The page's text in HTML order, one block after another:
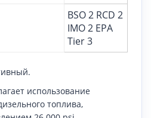
BSO 2 RCD 2
IMO 2 EPA
Tier 3
использование
топлива,